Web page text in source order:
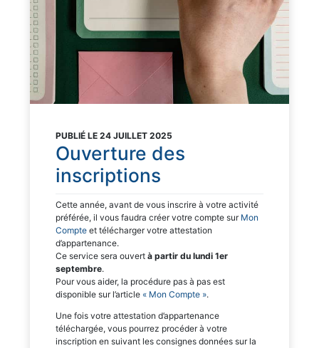
PUBLIÉ LE 24 JUILLET 2025
Ouverture des
inscriptions
Cette année, avant de vous inscrire à votre activité
préférée, il vous faudra créer votre compte sur Mon
Compte et télécharger votre attestation
d’appartenance.
Ce service sera ouvert à partir du lundi 1er
septembre.
Pour vous aider, la procédure pas à pas est
disponible sur l’article « Mon Compte ».
Une fois votre attestation d’appartenance
téléchargée, vous pourrez procéder à votre
inscription en suivant les consignes données sur la